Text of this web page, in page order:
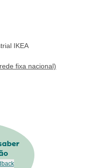
IKEA
fixa nacional)